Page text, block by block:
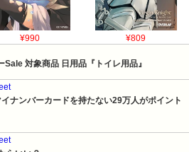
¥990 ¥809
Sale 対象商品 日用品『トイレ用品』
ナンバーカードを持たない29万人がポイント